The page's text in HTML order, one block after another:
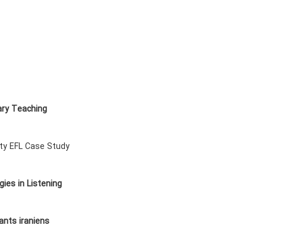
Teaching
EFL Case Study
in Listening
iraniens